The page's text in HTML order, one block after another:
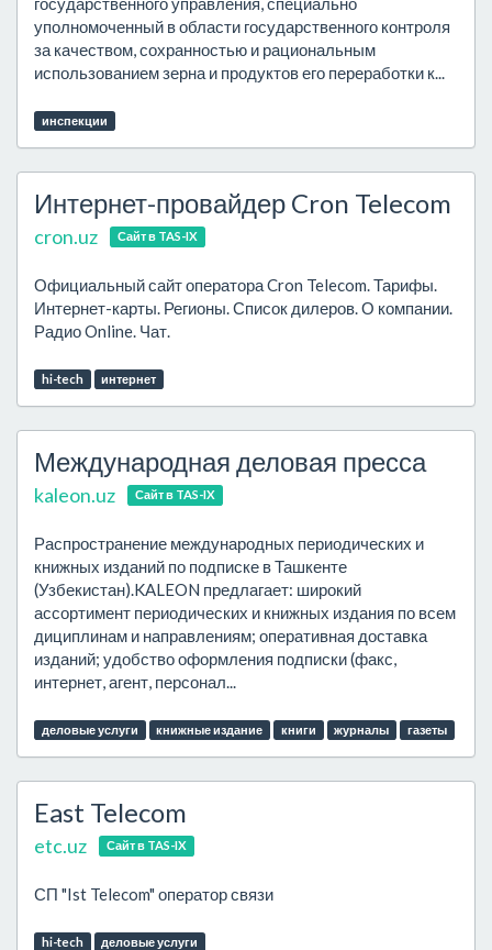
уполномоченный в области государственного контроля
за качеством, сохранностью и рациональным
использованием зерна и продуктов его переработки к...
инспекции
Интернет-провайдер Cron Telecom
cron.uz Сайт в TAS-IX
Официальный сайт оператора Cron Telecom. Тарифы.
Интернет-карты. Регионы. Список дилеров. О компании.
Радио Online. Чат.
hi-tech интернет
Международная деловая пресса
kaleon.uz Сайт в TAS-IX
Распространение международных периодических и
книжных изданий по подписке в Ташкенте
(Узбекистан).KALEON предлагает: широкий
ассортимент периодических и книжных издания по всем
дициплинам и направлениям; оперативная доставка
изданий; удобство оформления подписки (факс,
интернет, агент, персонал...
деловые услуги книжные издание книги журналы газеты
East Telecom
etc.uz Сайт в TAS-IX
СП "Ist Telecom" оператор связи
hi-tech деловые услуги